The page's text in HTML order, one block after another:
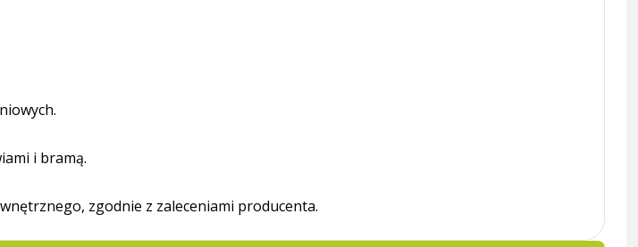
i bramą.
zgodnie z zaleceniami producenta.